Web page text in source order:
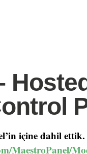
içine dahil ettik.
MaestroPanel/